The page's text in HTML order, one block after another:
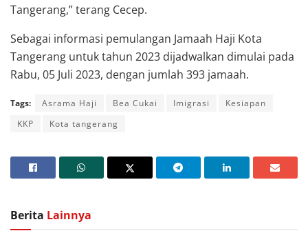
Tangerang,” terang Cecep.
Sebagai informasi pemulangan Jamaah Haji Kota
Tangerang untuk tahun 2023 dijadwalkan dimulai pada
Rabu, 05 Juli 2023, dengan jumlah 393 jamaah.
Tags: Asrama Haji Bea Cukai Imigrasi
Kesiapan
KKP
Kota tangerang
Berita Lainnya